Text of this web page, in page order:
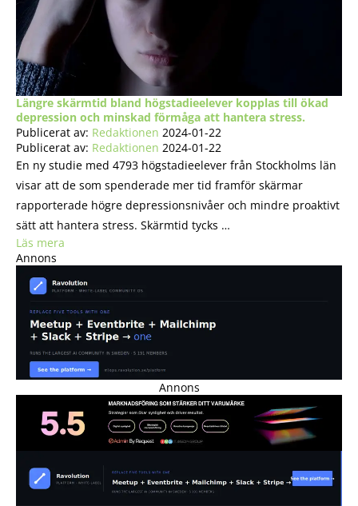
Längre skärmtid bland högstadieelever kopplas till ökad
depression och minskad förmåga att hantera stress.
Publicerat av: Redaktionen 2024-01-22
Publicerat av: Redaktionen 2024-01-22
En ny studie med 4793 högstadieelever från Stockholms län
visar att de som spenderade mer tid framför skärmar
rapporterade högre depressionsnivåer och mindre proaktivt
sätt att hantera stress. Skärmtid tycks …
Läs mera
Annons
Annons